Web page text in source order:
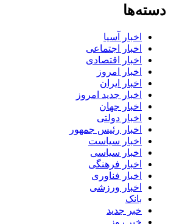
دسته‌ها
اخبار آسیا
اخبار اجتماعی
اخبار اقتصادی
اخبار امروز
اخبار ایران
اخبار جدید امروز
اخبار جهان
اخبار دولتی
اخبار رئیس جمهور
اخبار سیاست
اخبار سیاسی
اخبار فرهنگی
اخبار فناوری
اخبار ورزشی
بانک
خبر جدید
خبر روز